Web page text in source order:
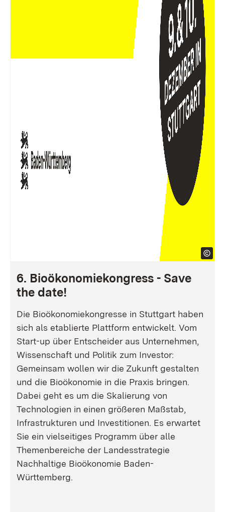
6. Bioökonomiekongress - Save
the date!
Die Bioökonomiekongresse in Stuttgart haben
sich als etablierte Plattform entwickelt. Vom
Start-up über Entscheider aus Unternehmen,
Wissenschaft und Politik zum Investor:
Gemeinsam wollen wir die Zukunft gestalten
und die Bioökonomie in die Praxis bringen.
Dabei geht es um die Skalierung von
Technologien in einen größeren Maßstab,
Infrastrukturen und Investitionen. Es erwartet
Sie ein vielseitiges Programm über alle
Themenbereiche der Landesstrategie
Nachhaltige Bioökonomie Baden-
Württemberg.